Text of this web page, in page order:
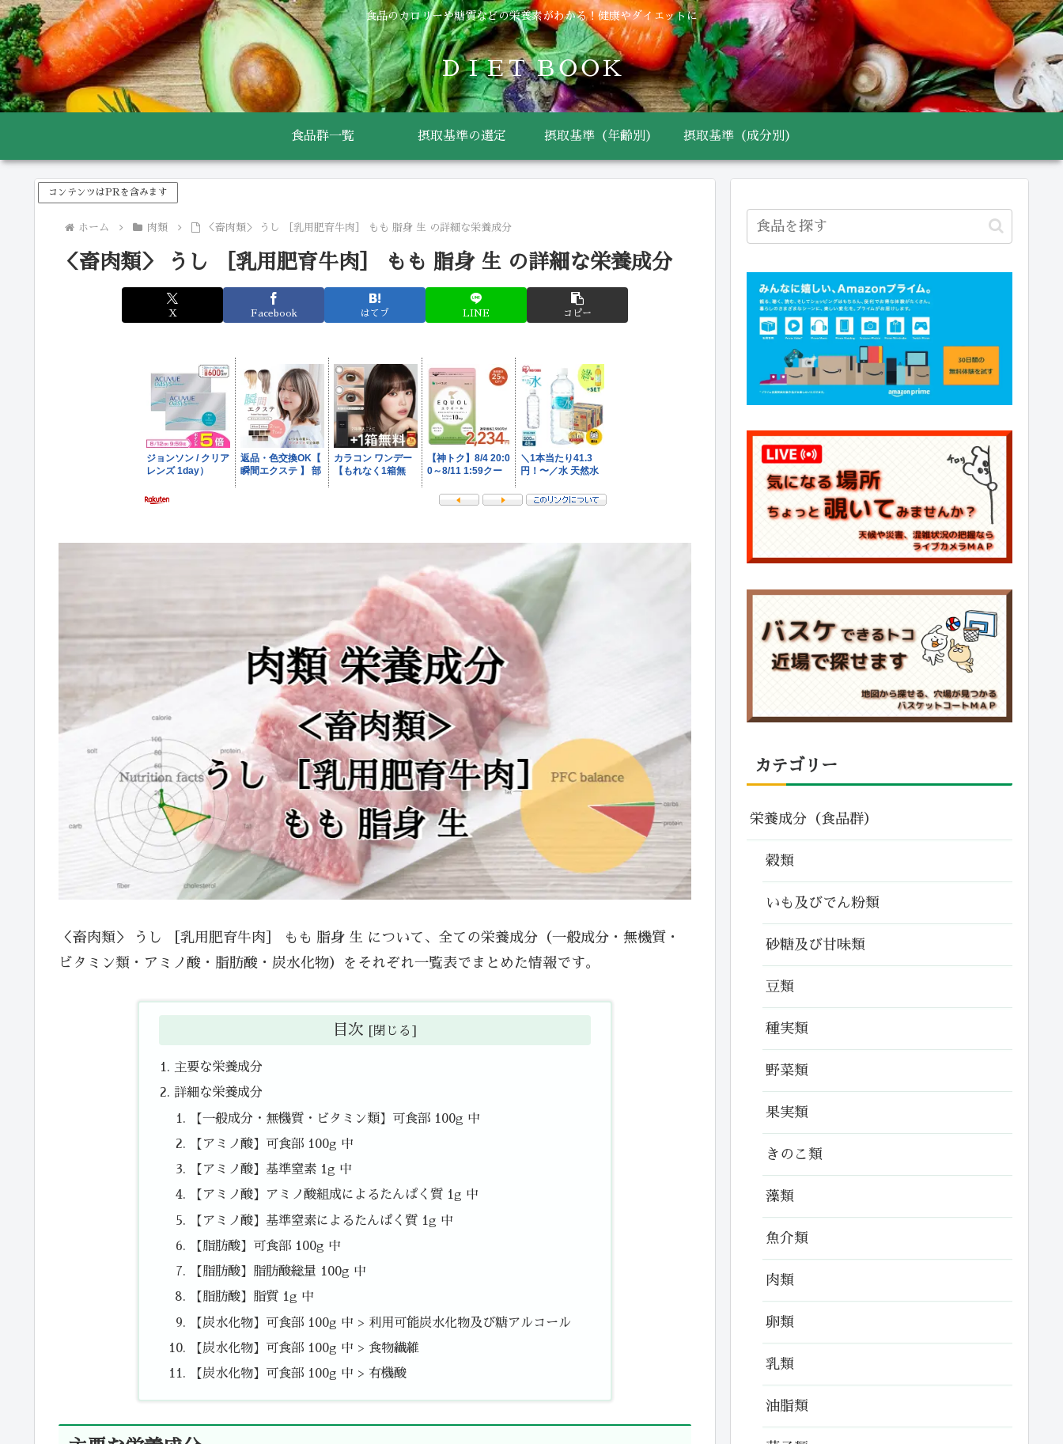
食品のカロリーや糖質などの栄養素がわかる！健康やダイエットに
ＤＩＥＴ ＢＯＯＫ
食品群一覧 摂取基準の選定 摂取基準（年齢別） 摂取基準（成分別）
コンテンツはPRを含みます
ホーム 肉類 ＜畜肉類＞ うし ［乳用肥育牛肉］ もも 脂身 生 の詳細な栄養成分
＜畜肉類＞ うし ［乳用肥育牛肉］ もも 脂身 生 の詳細な栄養成分
X Facebook はてブ LINE コピー
＜畜肉類＞ うし ［乳用肥育牛肉］ もも 脂身 生 について、全ての栄養成分（一般成分・無機質・
ビタミン類・アミノ酸・脂肪酸・炭水化物）をそれぞれ一覧表でまとめた情報です。
目次
主要な栄養成分
詳細な栄養成分
【一般成分・無機質・ビタミン類】可食部 100g 中
【アミノ酸】可食部 100g 中
【アミノ酸】基準窒素 1g 中
【アミノ酸】アミノ酸組成によるたんぱく質 1g 中
【アミノ酸】基準窒素によるたんぱく質 1g 中
【脂肪酸】可食部 100g 中
【脂肪酸】脂肪酸総量 100g 中
【脂肪酸】脂質 1g 中
【炭水化物】可食部 100g 中 > 利用可能炭水化物及び糖アルコール
【炭水化物】可食部 100g 中 > 食物繊維
【炭水化物】可食部 100g 中 > 有機酸
カテゴリー
栄養成分（食品群）
穀類
いも及びでん粉類
砂糖及び甘味類
豆類
種実類
野菜類
果実類
きのこ類
藻類
魚介類
肉類
卵類
乳類
油脂類